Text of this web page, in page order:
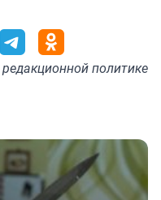
редакционной политике